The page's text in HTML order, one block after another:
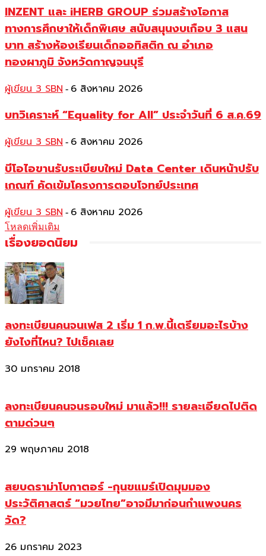
INZENT และ iHERB GROUP ร่วมสร้างโอกาส
ทางการศึกษาให้เด็กพิเศษ สนับสนุนงบเกือบ 3 แสน
บาท สร้างห้องเรียนเด็กออทิสติก ณ อำเภอ
ทองผาภูมิ จังหวัดกาญจนบุรี
ผู้เขียน 3 SBN - 6 สิงหาคม 2026
บทวิเคราะห์ “Equality for All” ประจำวันที่ 6 ส.ค.69
ผู้เขียน 3 SBN - 6 สิงหาคม 2026
บีโอไอขานรับระเบียบใหม่ Data Center เดินหน้าปรับ
เกณฑ์ คัดเข้มโครงการตอบโจทย์ประเทศ
ผู้เขียน 3 SBN - 6 สิงหาคม 2026
โหลดเพิ่มเติม
เรื่องยอดนิยม
ลงทะเบียนคนจนเฟส 2 เริ่ม 1 ก.พ.นี้เตรียมอะไรบ้าง
ยังไงที่ไหน? ไปเช็คเลย
30 มกราคม 2018
ลงทะเบียนคนจนรอบใหม่ มาแล้ว!!! รายละเอียดไปติด
ตามด่วนๆ
29 พฤษภาคม 2018
สยบดราม่าโบกาตอร์ -กุนขแมร์เปิดมุมมอง
ประวัติศาสตร์ “มวยไทย”อาจมีมาก่อนกำแพงนคร
วัด?
26 มกราคม 2023